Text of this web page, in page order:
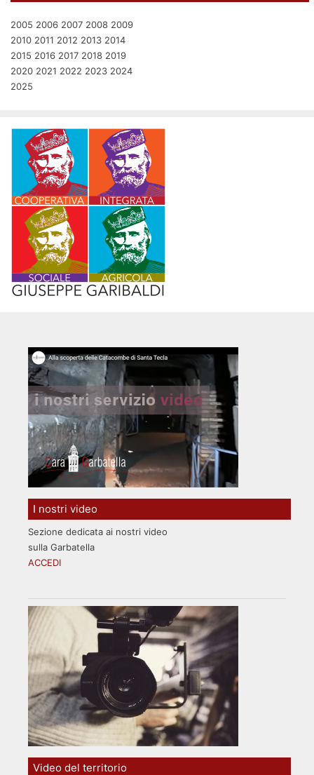
2005 2006 2007 2008 2009
2010 2011 2012 2013 2014
2015 2016 2017 2018 2019
2020 2021 2022 2023 2024
2025
I nostri video
Sezione dedicata ai nostri video
sulla Garbatella
ACCEDI
Video del territorio